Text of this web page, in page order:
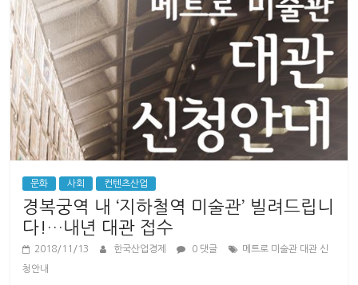
문화 사회 컨텐츠산업
경복궁역 내 ‘지하철역 미술관’ 빌려드립니
다!…내년 대관 접수
2018/11/13 한국산업경제 0 댓글 메트로 미술관 대관 신
청안내